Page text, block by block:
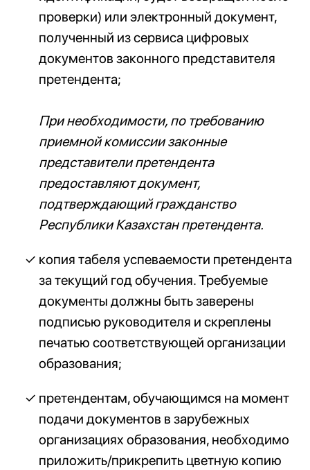
проверки) или электронный документ,
полученный из сервиса цифровых
документов законного представителя
претендента;
При необходимости, по требованию
приемной комиссии законные
представители претендента
предоставляют документ,
подтверждающий гражданство
Республики Казахстан претендента.
копия табеля успеваемости претендента
за текущий год обучения. Требуемые
документы должны быть заверены
подписью руководителя и скреплены
печатью соответствующей организации
образования;
претендентам, обучающимся на момент
подачи документов в зарубежных
организациях образования, необходимо
приложить/прикрепить цветную копию